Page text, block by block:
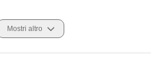
Cagliari presenta
e porti turistici all'avanguardia.
Mostri altro